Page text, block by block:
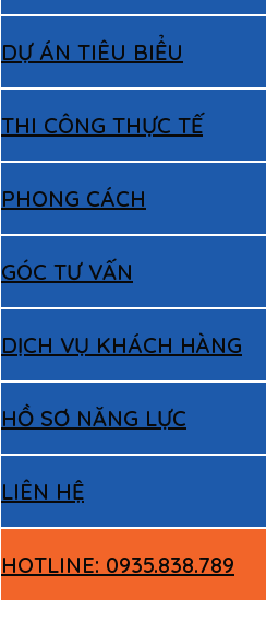
DỰ ÁN TIÊU BIỂU
THI CÔNG THỰC TẾ
PHONG CÁCH
GÓC TƯ VẤN
DỊCH VỤ KHÁCH HÀNG
HỒ SƠ NĂNG LỰC
LIÊN HỆ
HOTLINE: 0935.838.789